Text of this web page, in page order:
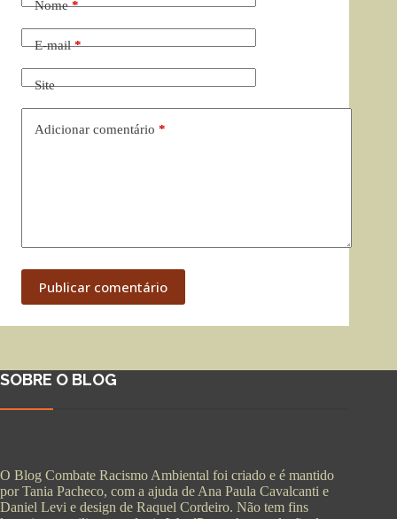
Nome*
E-mail*
Site
Adicionar comentário *
Publicar comentário
SOBRE O BLOG
O Blog Combate Racismo Ambiental foi criado e é mantido
por Tania Pacheco, com a ajuda de Ana Paula Cavalcanti e
Daniel Levi e design de Raquel Cordeiro. Não tem fins